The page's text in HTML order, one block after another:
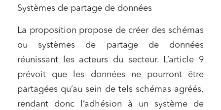
Systèmes de partage de données
La proposition propose de créer des schémas
ou systèmes de partage de données
réunissant les acteurs du secteur. L’article 9
prévoit que les données ne pourront être
partagées qu’au sein de tels schémas agréés,
rendant donc l’adhésion à un système de
Banque finance et assurance
J'ai lu et j'accepte lapolitique de confidentialité